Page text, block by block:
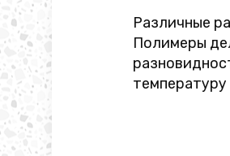
Различные
Полимеры
температуру